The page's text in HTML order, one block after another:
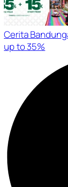
Cerita
up to 35%